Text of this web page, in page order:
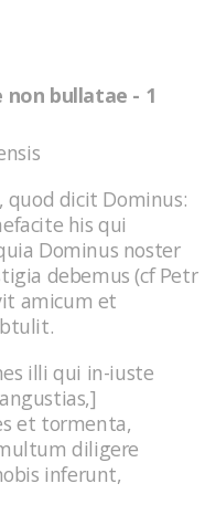
non bullatae - 1
dicit Dominus:
his qui
Dominus noster
debemus (cf Petr
amicum et
illi qui in-iuste
et tormenta,
diligere
inferunt,